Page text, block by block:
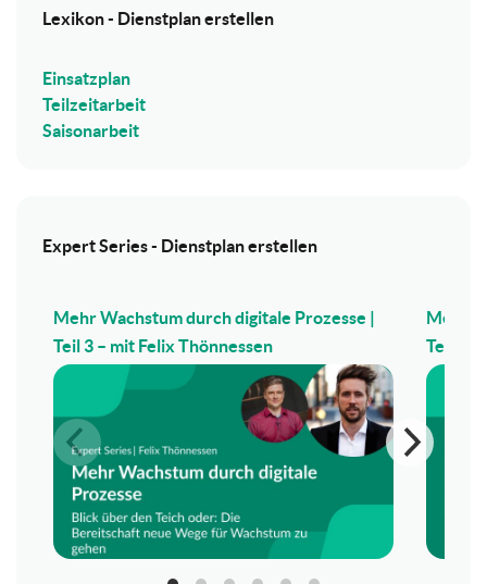
Lexikon - Dienstplan erstellen
Einsatzplan
Teilzeitarbeit
Saisonarbeit
Expert Series - Dienstplan erstellen
Mehr Wachstum durch digitale Prozesse |
Teil 3 – mit Felix Thönnessen
Mehr
Teil 2 –